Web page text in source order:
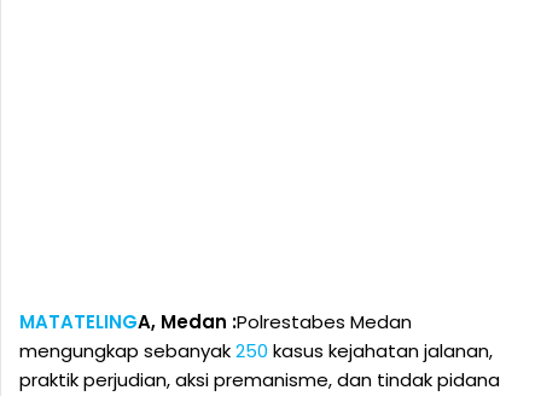
MATATELINGA, Medan :Polrestabes Medan
mengungkap sebanyak250 kasus kejahatan jalanan,
praktik perjudian, aksi premanisme, dan tindak pidana